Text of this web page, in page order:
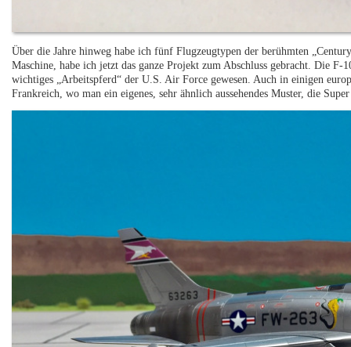
Über die Jahre hinweg habe ich fünf Flugzeugtypen der berühmten
Maschine, habe ich jetzt das ganze Projekt zum Abschluss gebracht. Die
wichtiges „Arbeitspferd“ der U.S. Air Force gewesen. Auch in einigen
Frankreich, wo man ein eigenes, sehr ähnlich aussehendes Muster, die